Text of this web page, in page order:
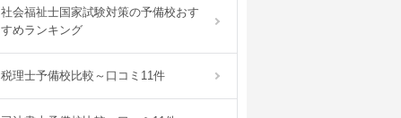
社会福祉士国家試験対策の予備校おす
すめランキング
税理士予備校比較～口コミ11件